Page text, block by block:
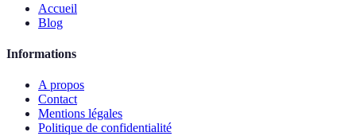
Accueil
Blog
Informations
A propos
Contact
Mentions légales
Politique de confidentialité